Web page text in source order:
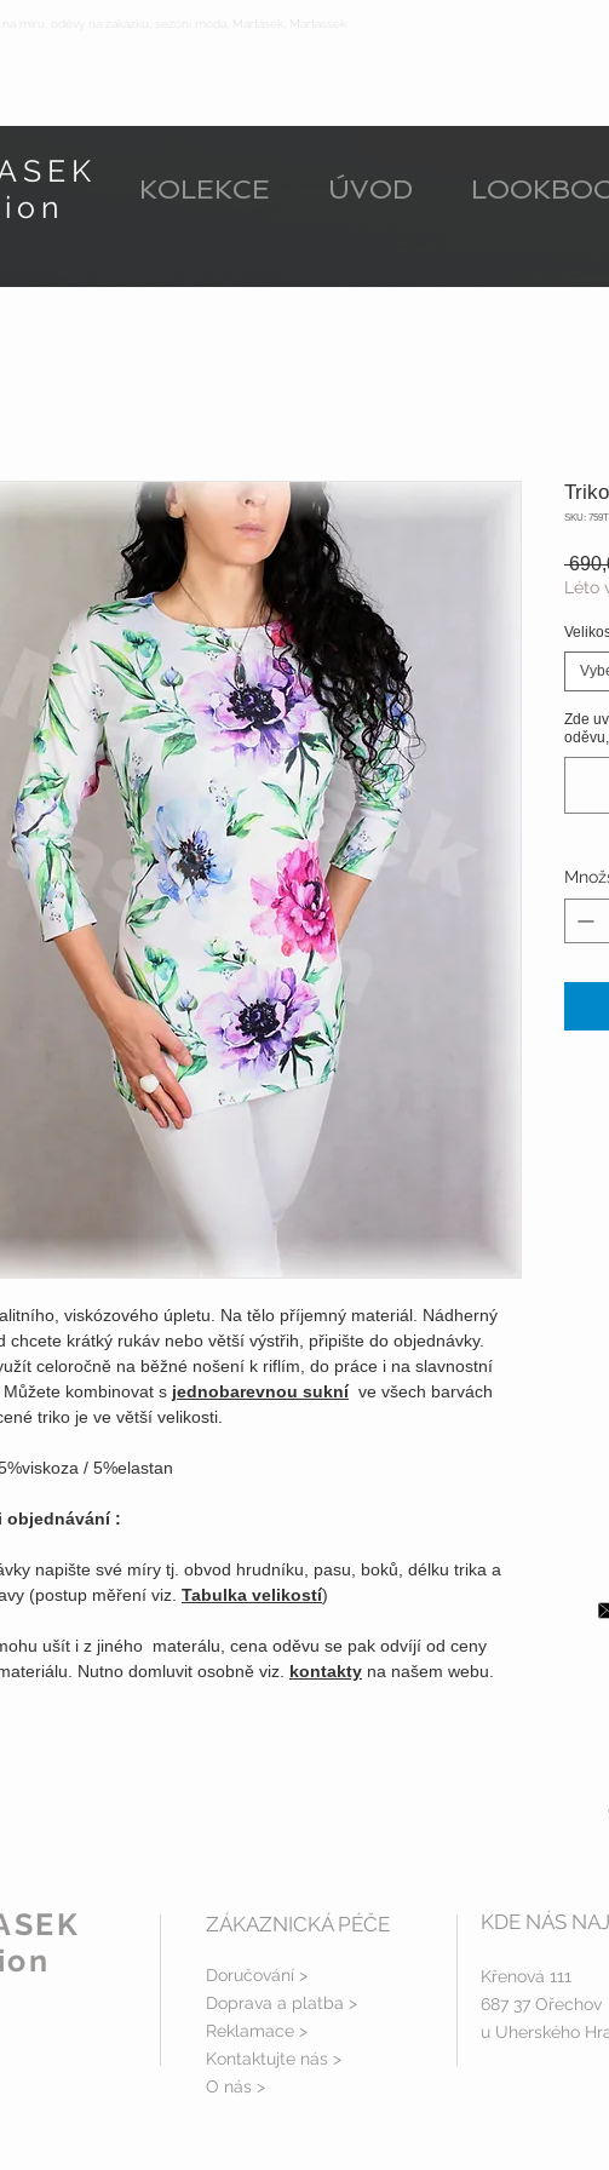
KOLEKCE ÚVOD
viskózového úpletu. Na tělo příjemný materiál. Nádherný
chcete krátký rukáv nebo větší výstřih, připište do objednávky.
celoročně na běžné nošení k riflím, do práce i na slavnostní
kombinovat s jednobarevnou sukní ve všech barvách
triko je ve větší velikosti.
/ 5%elastan
objednávání :
napište své míry tj. obvod hrudníku, pasu, boků, délku trika a
(postup měření viz. Tabulka velikostí)
ušít i z jiného materálu, cena oděvu se pak odvíjí od ceny
Nutno domluvit osobně viz. kontakty na našem webu.
SKU: 759T
Léto
Zde
ZÁKAZNICKÁ PÉČE
Doručování >
Doprava a platba >
Reklamace >
Kontaktujte nás >
O nás >
KDE NÁS
Křenová 111
687 37 Ořechov
u Uherského